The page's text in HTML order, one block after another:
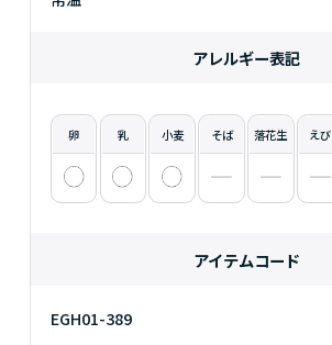
アレルギー表記
卵 乳 小麦 そば 落花生 えび
アイテムコード
EGH01-389